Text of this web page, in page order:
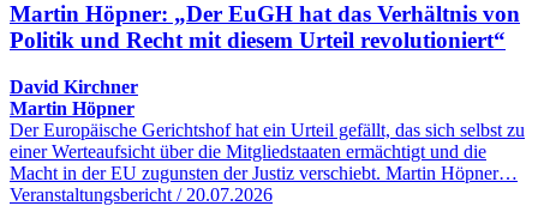
Martin Höpner: „Der EuGH hat das Verhältnis von
Politik und Recht mit diesem Urteil revolutioniert“
David Kirchner
Martin Höpner
Der Europäische Gerichtshof hat ein Urteil gefällt, das sich selbst zu
einer Werteaufsicht über die Mitgliedstaaten ermächtigt und die
Macht in der EU zugunsten der Justiz verschiebt. Martin Höpner…
Veranstaltungsbericht / 20.07.2026